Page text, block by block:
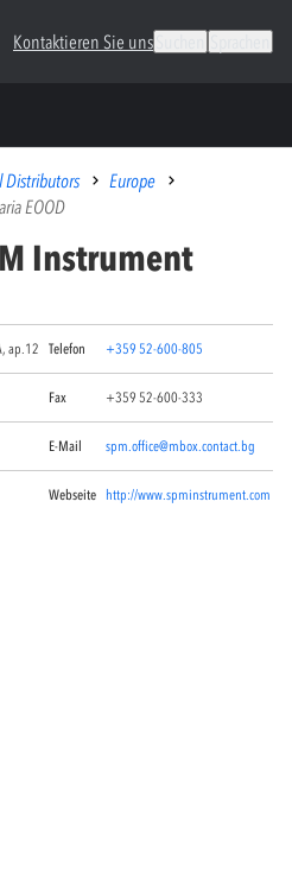
Kontaktieren Sie uns
Distributors
Europe
EOOD
Instrument
ap.12 Telefon +359 52-600-805
Fax +359 52-600-333
E-Mail spm.office@mbox.contact.bg
Webseite http://www.spminstrument.com